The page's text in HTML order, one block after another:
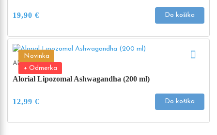
19,90 € Do košíka
Novinka
+ Odmerka
Alorial
Alorial Lipozomal Ashwagandha (200 ml)
12,99 € Do košíka